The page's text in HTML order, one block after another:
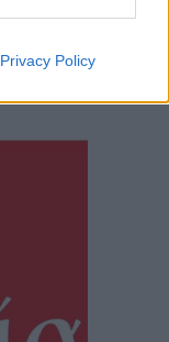
Privacy Policy